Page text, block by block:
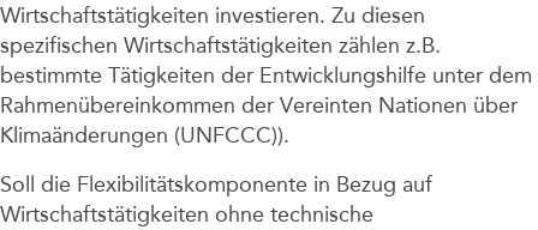
Wirtschaftstätigkeiten investieren. Zu diesen
spezifischen Wirtschaftstätigkeiten zählen z.B.
bestimmte Tätigkeiten der Entwicklungshilfe unter dem
Rahmenübereinkommen der Vereinten Nationen über
Klimaänderungen (UNFCCC)).
Soll die Flexibilitätskomponente in Bezug auf
Wirtschaftstätigkeiten ohne technische